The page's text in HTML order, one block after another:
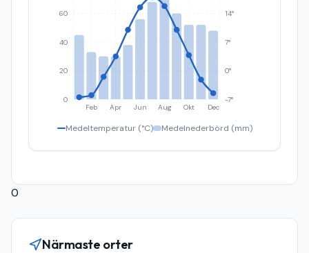
Feb Apr Jun Aug Okt Dec
0
20
40
60
-7°
0°
7°
14°
Medeltemperatur (°C) Medelnederbörd (mm)
0
Närmaste orter